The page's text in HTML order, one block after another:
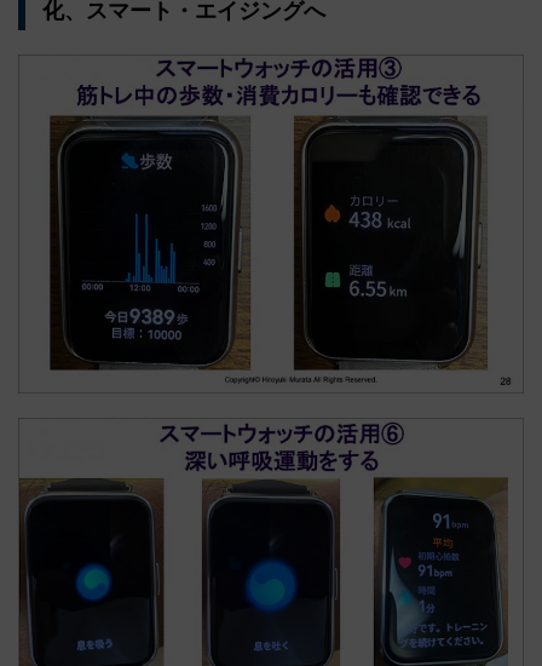
化、スマート・エイジングへ